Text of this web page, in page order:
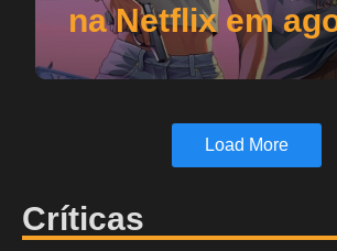
na Netflix em
Load More
Críticas